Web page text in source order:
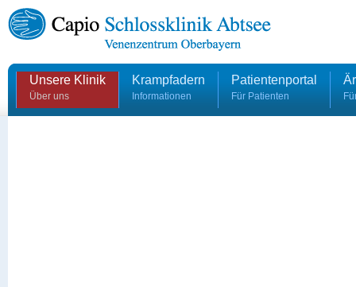
Unsere Klinik
Über uns
Krampfadern
Informationen
Patientenportal
Für Patienten